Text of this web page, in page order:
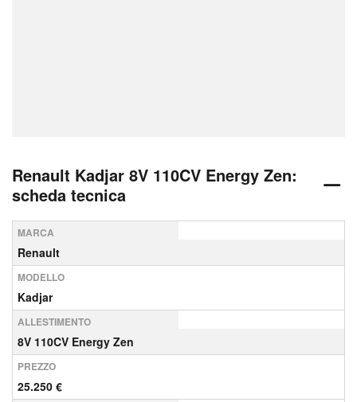
Renault Kadjar 8V 110CV Energy Zen:
scheda tecnica
MARCA
Renault
MODELLO
Kadjar
ALLESTIMENTO
8V 110CV Energy Zen
PREZZO
25.250 €